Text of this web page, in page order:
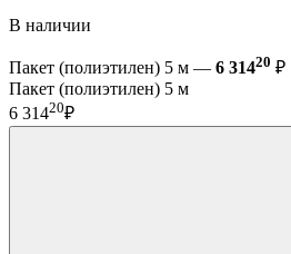
В наличии
Пакет (полиэтилен) 5 м — 6 31420 ₽
Пакет (полиэтилен) 5 м
6 31420₽